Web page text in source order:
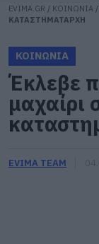
EVIMA.GR / ΚΟΙΝΩΝΙΑ /
ΚΑΤΑΣΤΗΜΑΤΑΡΧΗ
ΚΟΙΝΩΝΙΑ
Έκλεβε
μαχαίρι
EVIMA TEAM